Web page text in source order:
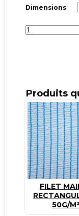
Dimensions
quantité
de
Produits
FILET
50G/M²